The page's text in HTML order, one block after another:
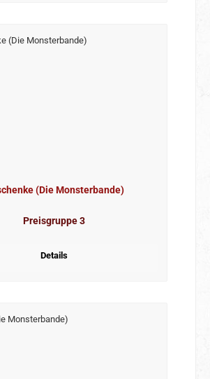
(Die Monsterbande)
Preisgruppe 3
Details